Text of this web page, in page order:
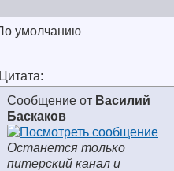
Цитата:
Сообщение от Василий
Баскаков
Останется только
питерский канал и